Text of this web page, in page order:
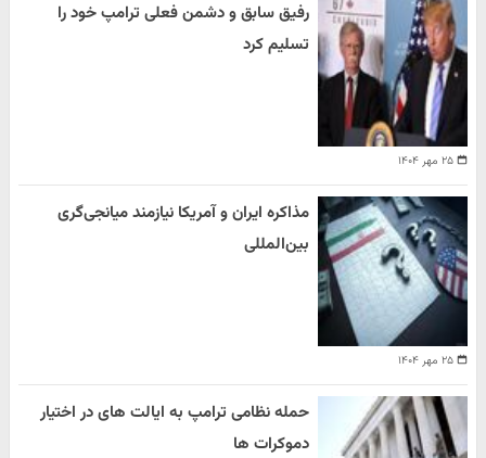
۲۵ مهر ۱۴۰۴
رفیق سابق و دشمن فعلی ترامپ خود را
تسلیم کرد
۲۵ مهر ۱۴۰۴
مذاکره ایران و آمریکا نیازمند میانجی‌گری
بین‌المللی
حمله نظامی ترامپ به ایالت های در اختیار
دموکرات ها